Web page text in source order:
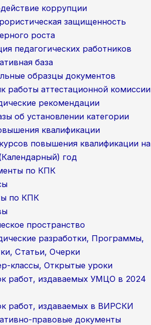
коррупции
защищенность
роста
педагогических работников
база
образцы документов
работы аттестационной комиссии
рекомендации
об установлении категории
квалификации
повышения квалификации на
год
по КПК
по КПК
пространство
разработки, Программы,
Статьи, Очерки
классы, Открытые уроки
работ, издаваемых УМЦО в 2024
работ, издаваемых в ВИРСКИ
правовые документы